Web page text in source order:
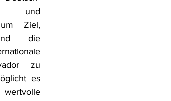
und
Ziel,
die
zu
es